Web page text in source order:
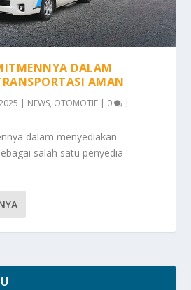
DALAM
AMAN
| NEWS, OTOMOTIF | 0 |
dalam menyediakan
salah satu penyedia